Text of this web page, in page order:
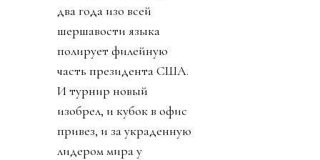
два года изо всей
шершавости языка
полирует филейную
часть президента США.
И турнир новый
изобрел, и кубок в офис
привез, и за украденную
лидером мира у